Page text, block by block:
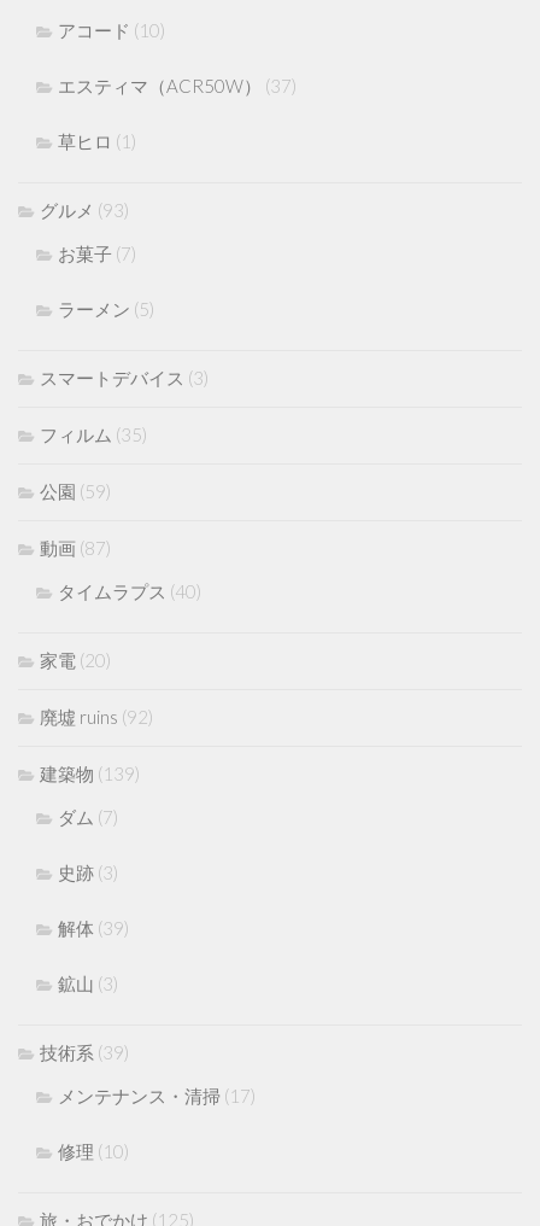
アコード (10)
エスティマ（ACR50W） (37)
草ヒロ (1)
グルメ (93)
お菓子 (7)
ラーメン (5)
スマートデバイス (3)
フィルム (35)
公園 (59)
動画 (87)
タイムラプス (40)
家電 (20)
廃墟 ruins (92)
建築物 (139)
ダム (7)
史跡 (3)
解体 (39)
鉱山 (3)
技術系 (39)
メンテナンス・清掃 (17)
修理 (10)
旅・おでかけ (125)